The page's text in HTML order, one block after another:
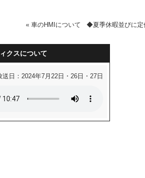
« 車のHMIについて ◆夏季休暇並びに
クスについて
送日：2024年7月22日・26日・27日